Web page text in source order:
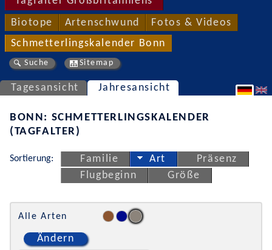
Biotope Artenschwund Fotos & Videos
Schmetterlingskalender Bonn
Suche Sitemap
Tagesansicht Jahresansicht
BONN: SCHMETTERLINGSKALENDER
(TAGFALTER)
Sortierung: Familie Art
Präsenz
Flugbeginn
Größe
Alle Arten
Ändern